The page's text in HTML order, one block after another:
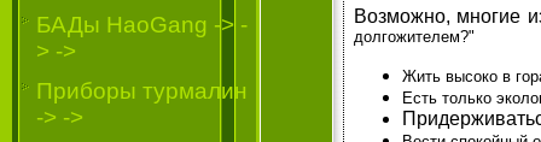
БАДы HaoGang -> -
> ->
Приборы турмалин
-> ->
Возможно, многие
долгожителем?"
Жить высоко в
Есть только